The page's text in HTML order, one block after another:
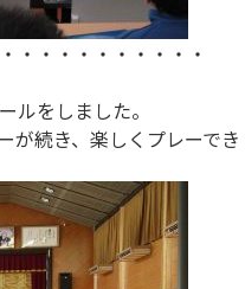
・・・・・・・・・・
ルをしました。
が続き、楽しくプレーでき